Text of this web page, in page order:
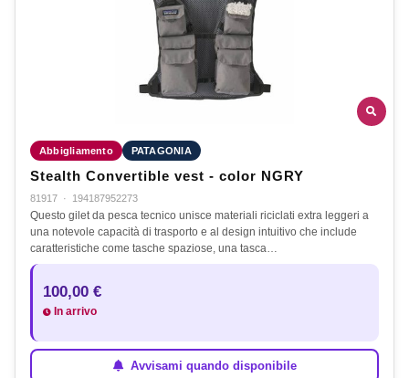
Abbigliamento PATAGONIA
Stealth Convertible vest - color NGRY
81917 · 194187952273
Questo gilet da pesca tecnico unisce materiali riciclati extra leggeri a
una notevole capacità di trasporto e al design intuitivo che include
caratteristiche come tasche spaziose, una tasca…
100,00 €
In arrivo
Avvisami quando disponibile